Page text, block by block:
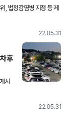
, 법정감염병 지정 등 제
22.05.31
후
시
는
22.05.31